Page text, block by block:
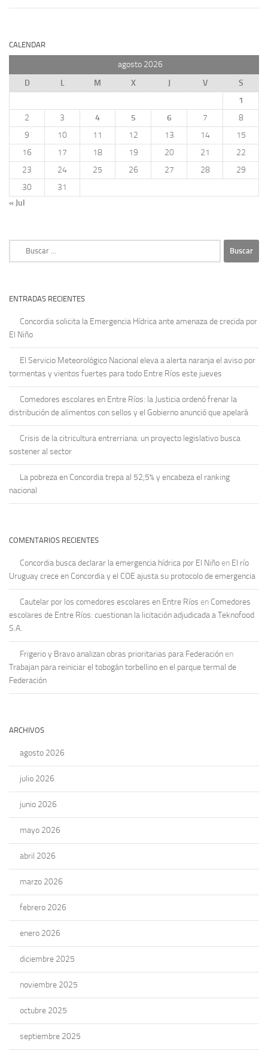
CALENDAR
agosto 2026
D
L M X J V
S
1
2
3 4 5 6 7
8
9
10 11 12 13 14
15
16
17 18 19 20 21
22
23
24 25 26 27 28
29
30
31
« Jul
ENTRADAS RECIENTES
Concordia solicita la Emergencia Hídrica ante amenaza de crecida por
El Niño
El Servicio Meteorológico Nacional eleva a alerta naranja el aviso por
tormentas y vientos fuertes para todo Entre Ríos este jueves
Comedores escolares en Entre Ríos: la Justicia ordenó frenar la
distribución de alimentos con sellos y el Gobierno anunció que apelará
Crisis de la citricultura entrerriana: un proyecto legislativo busca
sostener al sector
La pobreza en Concordia trepa al 52,5% y encabeza el ranking
nacional
COMENTARIOS RECIENTES
Concordia busca declarar la emergencia hídrica por El Niño en El río
Uruguay crece en Concordia y el COE ajusta su protocolo de emergencia
Cautelar por los comedores escolares en Entre Ríos en Comedores
escolares de Entre Ríos: cuestionan la licitación adjudicada a Teknofood
S.A.
Frigerio y Bravo analizan obras prioritarias para Federación en
Trabajan para reiniciar el tobogán torbellino en el parque termal de
Federación
ARCHIVOS
agosto 2026
julio 2026
junio 2026
mayo 2026
abril 2026
marzo 2026
febrero 2026
enero 2026
diciembre 2025
noviembre 2025
octubre 2025
septiembre 2025